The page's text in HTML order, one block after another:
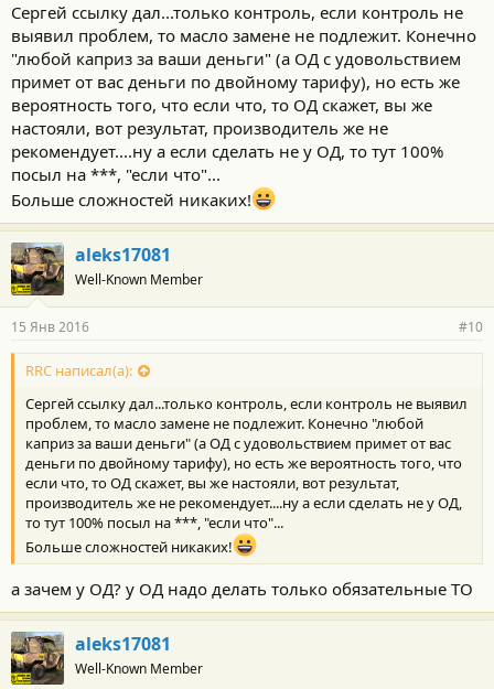
Сергей ссылку дал...только контроль, если контроль не
выявил проблем, то масло замене не подлежит. Конечно
"любой каприз за ваши деньги" (а ОД с удовольствием
примет от вас деньги по двойному тарифу), но есть же
вероятность того, что если что, то ОД скажет, вы же
настояли, вот результат, производитель же не
рекомендует....ну а если сделать не у ОД, то тут 100%
посыл на ***, "если что"...
Больше сложностей никаких!
aleks17081
Well-Known Member
15 Янв 2016 #10
RRC написал(а):
Сергей ссылку дал...только контроль, если контроль не выявил
проблем, то масло замене не подлежит. Конечно "любой
каприз за ваши деньги" (а ОД с удовольствием примет от вас
деньги по двойному тарифу), но есть же вероятность того, что
если что, то ОД скажет, вы же настояли, вот результат,
производитель же не рекомендует....ну а если сделать не у ОД,
то тут 100% посыл на ***, "если что"...
Больше сложностей никаких!
а зачем у ОД? у ОД надо делать только обязательные ТО
aleks17081
Well-Known Member